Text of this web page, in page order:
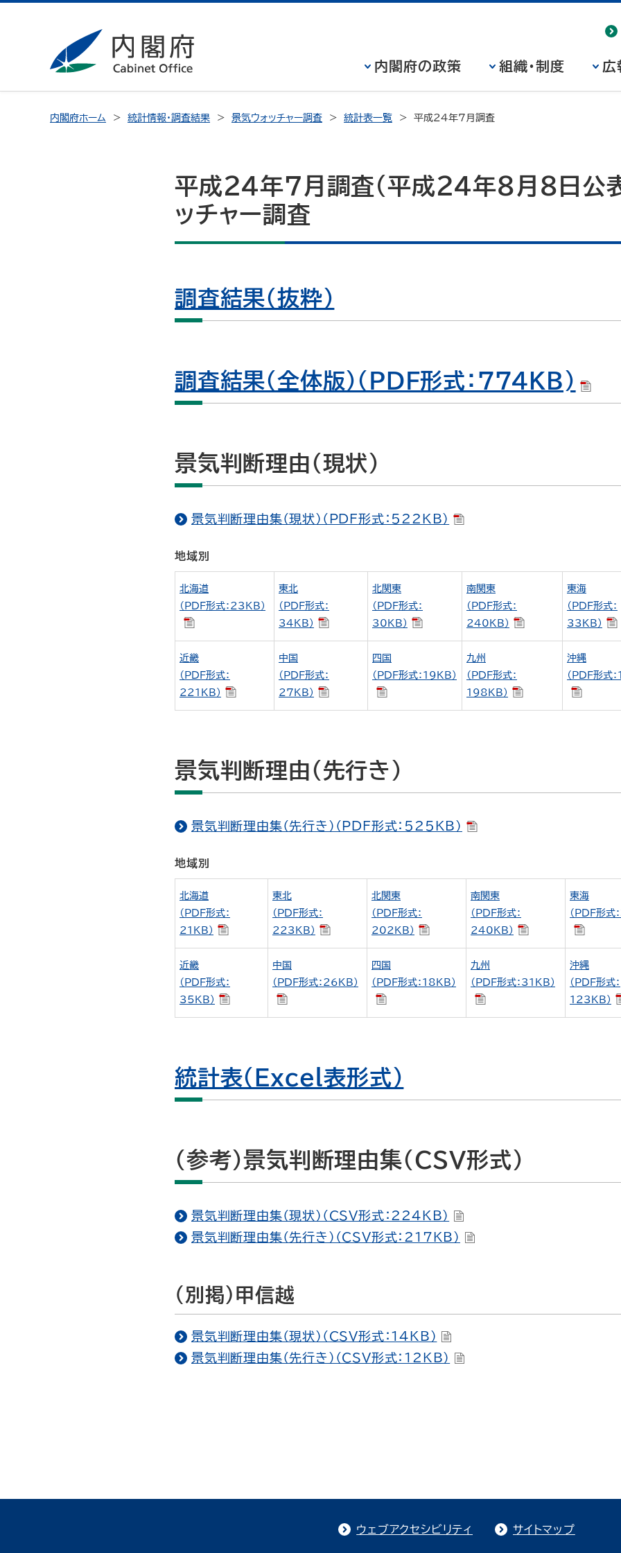
内閣府の政策 組織・制度 広
内閣府ホーム 統計情報・調査結果 景気ウォッチャー調査 統計表一覧 平成24年7月調査
平成24年7月調査（平成24年8月8日公表
ッチャー調査
調査結果（抜粋）
調査結果（全体版）（PDF形式：774KB)
景気判断理由（現状）
景気判断理由集（現状）（PDF形式：522KB）
地域別
北海道
（PDF形式：23KB）
東北
（PDF形式：
34KB）
北関東
（PDF形式：
30KB）
南関東
（PDF形式：
240KB）
東海
（PDF形式：
33KB）
近畿
（PDF形式：
221KB）
中国
（PDF形式：
27KB）
四国
（PDF形式：19KB）
九州
（PDF形式：
198KB）
沖縄
（PDF形式
景気判断理由（先行き）
景気判断理由集（先行き）（PDF形式：525KB）
地域別
北海道
（PDF形式：
21KB）
東北
（PDF形式：
223KB）
北関東
（PDF形式：
202KB）
南関東
（PDF形式：
240KB）
東海
（PDF形式
近畿
（PDF形式：
35KB）
中国
（PDF形式：26KB）
四国
（PDF形式：18KB）
九州
（PDF形式：31KB）
沖縄
（PDF形式：
123KB）
統計表（Excel表形式）
（参考）景気判断理由集（CSV形式）
景気判断理由集（現状）（CSV形式：224KB）
景気判断理由集（先行き）（CSV形式：217KB）
（別掲）甲信越
景気判断理由集（現状）（CSV形式：14KB）
景気判断理由集（先行き）（CSV形式：12KB）
ウェブアクセシビリティ サイトマップ